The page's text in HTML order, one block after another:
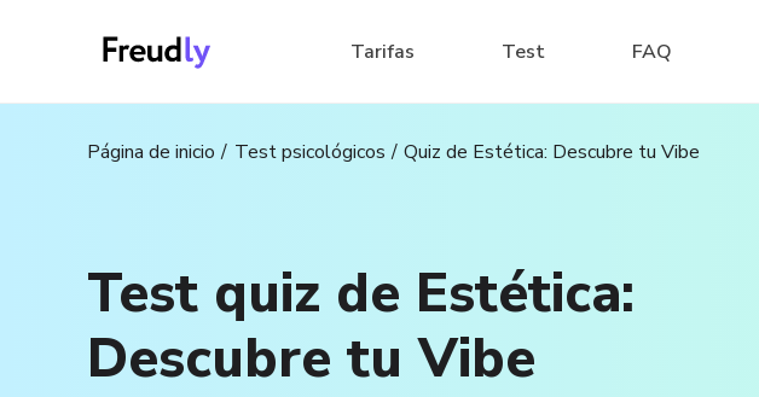
Tarifas Test FAQ
Página de inicio Test psicológicos Quiz de Estética: Descubre tu Vibe
Test quiz de Estética:
Descubre tu Vibe